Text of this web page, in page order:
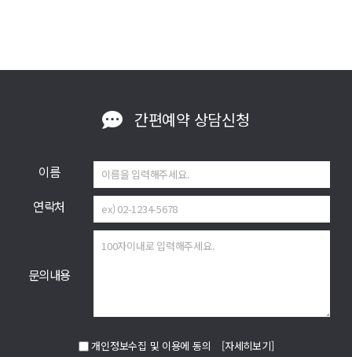
간편예약상담신청
이름
연락처
문의내용
개인정보수집 및 이용에 동의 [자세히보기]